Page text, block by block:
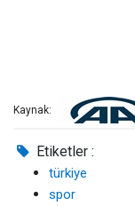
Kaynak:
Etiketler :
türkiye
spor